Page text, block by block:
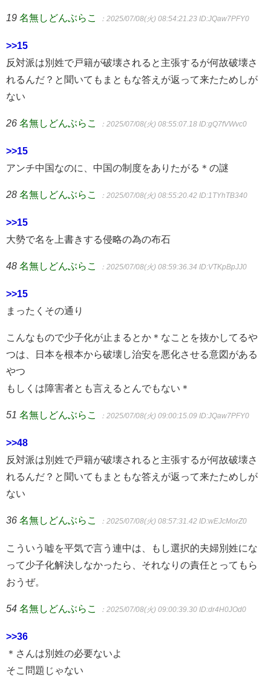
19 名無しどんぶらこ ：2025/07/08(火) 08:54:21.23 ID:JQaw7PFY0
>>15
反対派は別姓で戸籍が破壊されると主張するが何故破壊さ
れるんだ？と聞いてもまともな答えが返って来たためしが
ない
26 名無しどんぶらこ ：2025/07/08(火) 08:55:07.18 ID:gQ7fVWvc0
>>15
アンチ中国なのに、中国の制度をありたがる＊の謎
28 名無しどんぶらこ ：2025/07/08(火) 08:55:20.42 ID:1TYhTB340
>>15
大勢で名を上書きする侵略の為の布石
48 名無しどんぶらこ ：2025/07/08(火) 08:59:36.34 ID:VTKpBpJJ0
>>15
まったくその通り
こんなもので少子化が止まるとか＊なことを抜かしてるや
つは、日本を根本から破壊し治安を悪化させる意図がある
やつ
もしくは障害者とも言えるとんでもない＊
51 名無しどんぶらこ ：2025/07/08(火) 09:00:15.09 ID:JQaw7PFY0
>>48
反対派は別姓で戸籍が破壊されると主張するが何故破壊さ
れるんだ？と聞いてもまともな答えが返って来たためしが
ない
36 名無しどんぶらこ ：2025/07/08(火) 08:57:31.42 ID:wEJcMorZ0
こういう嘘を平気で言う連中は、もし選択的夫婦別姓にな
って少子化解決しなかったら、それなりの責任とってもら
おうぜ。
54 名無しどんぶらこ ：2025/07/08(火) 09:00:39.30 ID:dr4H0JOd0
>>36
＊さんは別姓の必要ないよ
そこ問題じゃない